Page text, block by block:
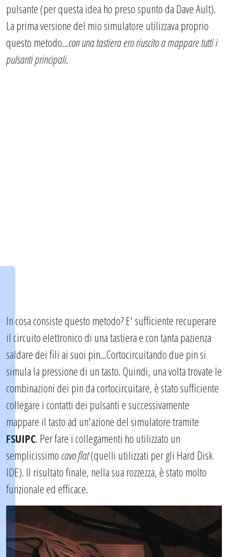
pulsante (per questa idea ho preso spunto da Dave Ault).
La prima versione del mio simulatore utilizzava proprio
questo metodo...con una tastiera ero riuscito a mappare tutti i
pulsanti principali.
In cosa consiste questo metodo? E' sufficiente recuperare
il circuito elettronico di una tastiera e con tanta pazienza
saldare dei fili ai suoi pin...Cortocircuitando due pin si
simula la pressione di un tasto. Quindi, una volta trovate le
combinazioni dei pin da cortocircuitare, è stato sufficiente
collegare i contatti dei pulsanti e successivamente
mappare il tasto ad un'azione del simulatore tramite
FSUIPC. Per fare i collegamenti ho utilizzato un
semplicissimo cavo flat(quelli utilizzati per gli Hard Disk
IDE). Il risultato finale, nella sua rozzezza, è stato molto
funzionale ed efficace.